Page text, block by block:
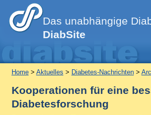
Das unabhängige
DiabSite
Home> Aktuelles > Diabetes-Nachrichten>
Kooperationen für eine
Diabetesforschung